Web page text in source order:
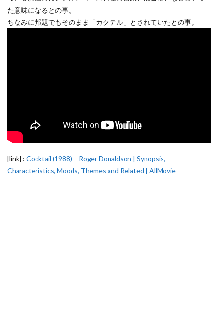
た意味になるとの事。
ちなみに邦題でもそのまま「カクテル」とされていたとの事。
[link] : Cocktail (1988) – Roger Donaldson | Synopsis,
Characteristics, Moods, Themes and Related | AllMovie